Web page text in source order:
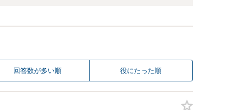
回答数が多い順 役にたった順